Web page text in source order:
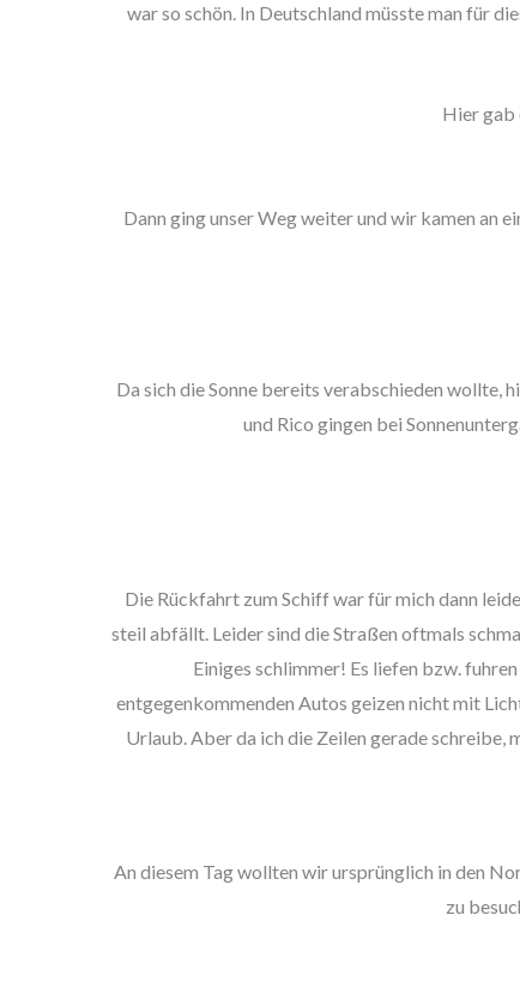
war so schön. In Deutschland müsste man für
Hier gab
Dann ging unser Weg weiter und wir kamen an
Da sich die Sonne bereits verabschieden wollte,
und Rico gingen bei
Die Rückfahrt zum Schiff war für mich dann
steil abfällt. Leider sind die Straßen oftmals
Einiges schlimmer! Es liefen bzw.
entgegenkommenden Autos geizen nicht mit
Urlaub. Aber da ich die Zeilen gerade schreibe,
An diesem Tag wollten wir ursprünglich in den
zu